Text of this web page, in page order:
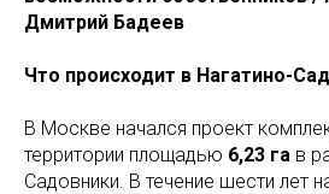
Дмитрий Бадеев
Что происходит в Нагатино-
В Москве начался проект
территории площадью 6,23 га в
Садовники. В течение шести лет